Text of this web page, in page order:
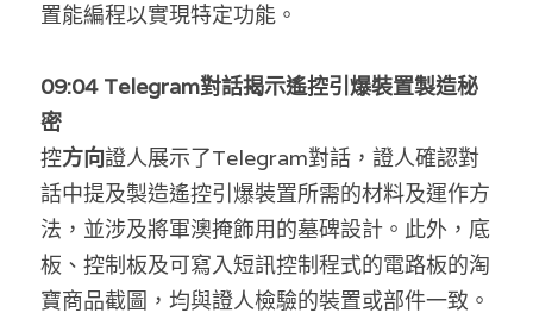
置能編程以實現特定功能。
09:04 Telegram對話揭示遙控引爆裝置製造秘
密
控方向證人展示了Telegram對話，證人確認對
話中提及製造遙控引爆裝置所需的材料及運作方
法，並涉及將軍澳掩飾用的墓碑設計。此外，底
板、控制板及可寫入短訊控制程式的電路板的淘
寶商品截圖，均與證人檢驗的裝置或部件一致。